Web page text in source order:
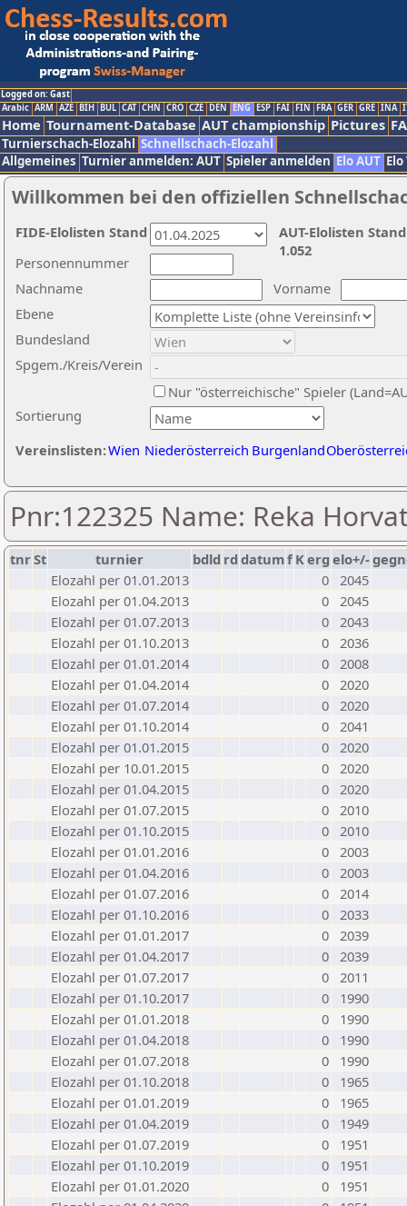
Logged on: Gast
Arabic ARM AZE BIH BUL CAT CHN CRO CZE DEN ENG ESP FAI FIN FRA GER GRE INA
Home Tournament-Database AUT championship Pictures
Turnierschach-Elozahl Schnellschach-Elozahl
Allgemeines Turnier anmelden: AUT Spieler anmelden Elo AUT
Willkommen bei den offiziellen
Nachname
Vorname
Ebene
Sortierung
Personennummer
Bundesland
Spgem./Kreis/Verein
Nur "österreichische" Spieler
Vereinslisten:Wien Niederösterreich Burgenland
AUT-Elolisten
1.052
FIDE-Elolisten Stand
Pnr:122325 Name: Reka
tnrSt turnier bdld rd datumf Kerg elo+/-
Elozahl per 01.01.2013
0 2045
Elozahl per 01.04.2013
0 2045
Elozahl per 01.07.2013
0 2043
Elozahl per 01.10.2013
0 2036
Elozahl per 01.01.2014
0 2008
Elozahl per 01.04.2014
0 2020
Elozahl per 01.07.2014
0 2020
Elozahl per 01.10.2014
0 2041
Elozahl per 01.01.2015
0 2020
Elozahl per 10.01.2015
0 2020
Elozahl per 01.04.2015
0 2020
Elozahl per 01.07.2015
0 2010
Elozahl per 01.10.2015
0 2010
Elozahl per 01.01.2016
0 2003
Elozahl per 01.04.2016
0 2003
Elozahl per 01.07.2016
0 2014
Elozahl per 01.10.2016
0 2033
Elozahl per 01.01.2017
0 2039
Elozahl per 01.04.2017
0 2039
Elozahl per 01.07.2017
0 2011
Elozahl per 01.10.2017
0
1990
Elozahl per 01.01.2018
0
1990
Elozahl per 01.04.2018
0
1990
Elozahl per 01.07.2018
0
1990
Elozahl per 01.10.2018
0
1965
Elozahl per 01.01.2019
0
1965
Elozahl per 01.04.2019
0
1949
Elozahl per 01.07.2019
0
1951
Elozahl per 01.10.2019
0
1951
Elozahl per 01.01.2020
0
1951